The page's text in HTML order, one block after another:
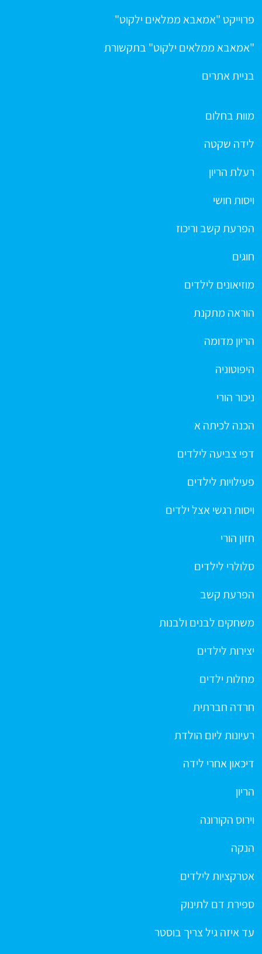
פרוייקט "אמאבא ממלאים ילקוט"
"אמאבא ממלאים ילקוט" בתקשורת
בניית אתרים
מוות בחלום
לידה שקטה
רעלת הריון
ויסות חושי
הפרעת קשב וריכוז
חוגים
מוזיאונים לילדים
הוראה מתקנת
הריון מדומה
היפוטוניה
ניכור הורי
הכנה לכיתה א
דפי צביעה לילדים
פעילויות לילדים
ויסות רגשי אצל ילדים
חזון הורי
סלולרי לילדים
הפרעת קשב
משחקים לבנים ולבנות
יצירות לילדים
מחלות ילדים
חרדה חברתית
רעיונות ליום הולדת
דיכאון אחרי לידה
הריון
וירוס הקורונה
הנקה
אטרקציות לילדים
ספירת דם לתינוק
עד איזה גיל צריך בוסטר